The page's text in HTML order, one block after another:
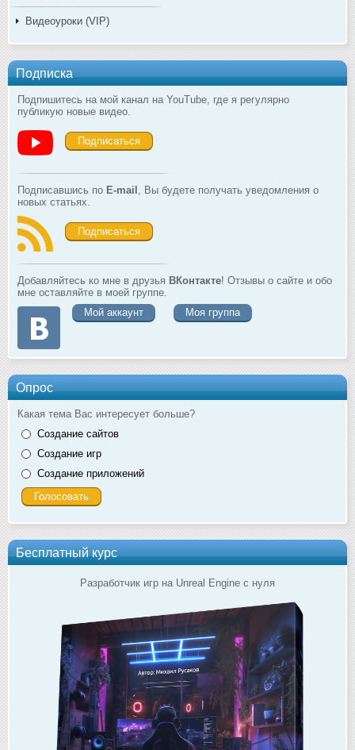
Видеоуроки (VIP)
Подписка
Подпишитесь на мой канал на YouTube, где я регулярно
публикую новые видео.
Подписаться
Подписавшись по E-mail
, Вы будете получать уведомления о
новых статьях.
Подписаться
Добавляйтесь ко мне в друзья ВКонтакте! Отзывы о сайте и обо
мне оставляйте в моей группе.
Мой аккаунт
Моя группа
Опрос
Какая тема Вас интересует больше?
Создание сайтов
Создание игр
Создание приложений
Бесплатный курс
Разработчик игр на Unreal Engine с нуля